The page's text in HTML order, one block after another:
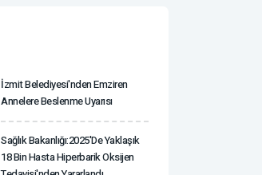
İzmit Belediyesi'nden Emziren
Annelere Beslenme Uyarısı
Sağlık Bakanlığı:2025'de Yaklaşık
18 Bin Hasta Hiperbarik Oksijen